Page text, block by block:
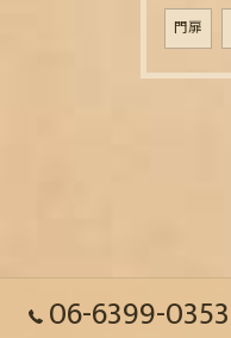
門扉
06-6399-0353